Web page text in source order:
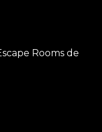
Rooms de